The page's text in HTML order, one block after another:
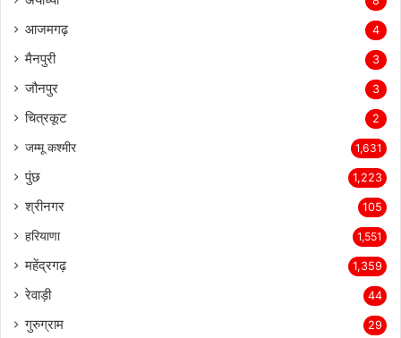
अयोध्या 8
आजमगढ़ 4
मैनपुरी 3
जौनपुर 3
चित्रकूट 2
जम्मू कश्मीर 1,631
पुंछ 1,223
श्रीनगर 105
हरियाणा 1,551
महेंद्रगढ़ 1,359
रेवाड़ी 44
गुरुग्राम 29